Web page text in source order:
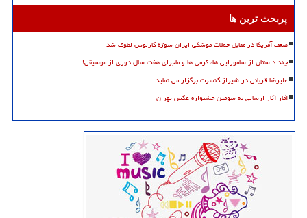
پربحث ترین ها
ضعف آمریکا در مقابل حملات موشکی ایران سوژه کارلوس لطوف شد
چند داستان از سامورایی ها، گرمی ها و ماجرای هفت سال دوری از موسیقی!
علیرضا قربانی در شیراز کنسرت برگزار می نماید
آمار آثار ارسالی به سومین جشنواره عکس تهران